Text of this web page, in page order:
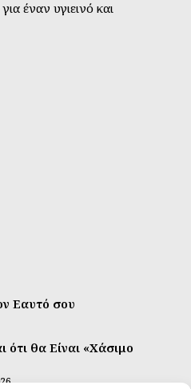
έναν υγιεινό και
Εαυτό σου
ότι θα Είναι «Χάσιμο